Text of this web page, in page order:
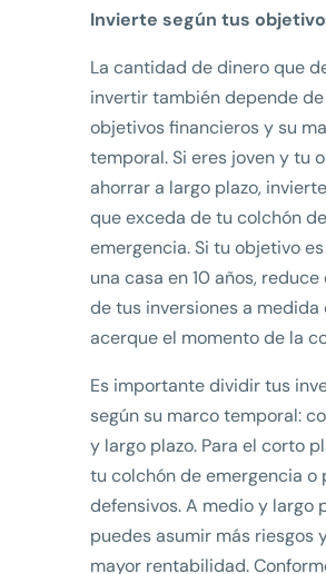
Invierte según tus
La cantidad de dinero que
invertir también depende
objetivos financieros y su
temporal. Si eres joven y tu
ahorrar a largo plazo,
que exceda de tu colchón de
emergencia. Si tu objetivo
una casa en 10 años, reduce
de tus inversiones a medida
acerque el momento de la
Es importante dividir tus
según su marco temporal:
y largo plazo. Para el corto
tu colchón de emergencia o
defensivos. A medio y largo
puedes asumir más riesgos
mayor rentabilidad.